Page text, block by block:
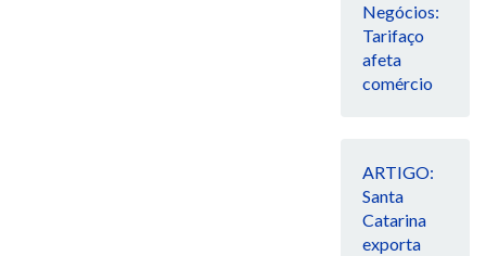
Negócios:
Tarifaço
afeta
comércio
ARTIGO:
Santa
Catarina
exporta